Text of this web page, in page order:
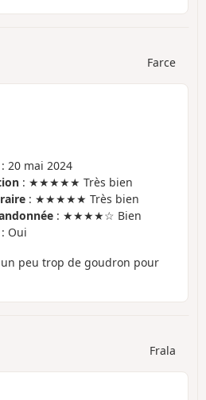
Farce
: 20 mai 2024
: ★★★★★ Très bien
: ★★★★★ Très bien
: ★★★★☆ Bien
: Oui
peu trop de goudron pour
Frala